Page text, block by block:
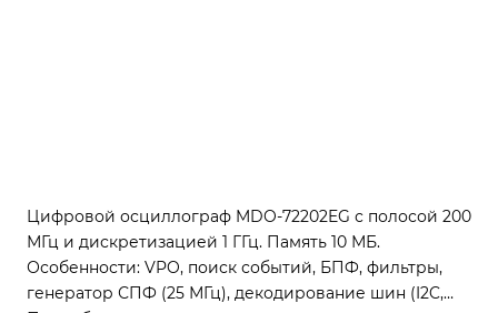
Цифровой осциллограф MDO-72202EG с полосой 200
МГц и дискретизацией 1 ГГц. Память 10 МБ.
Особенности: VPO, поиск событий, БПФ, фильтры,
генератор СПФ (25 МГц), декодирование шин (I2C,